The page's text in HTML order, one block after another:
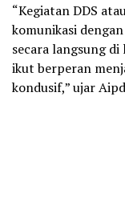
“Kegiatan DDS
komunikasi
secara langsung
ikut berperan
kondusif,” ujar